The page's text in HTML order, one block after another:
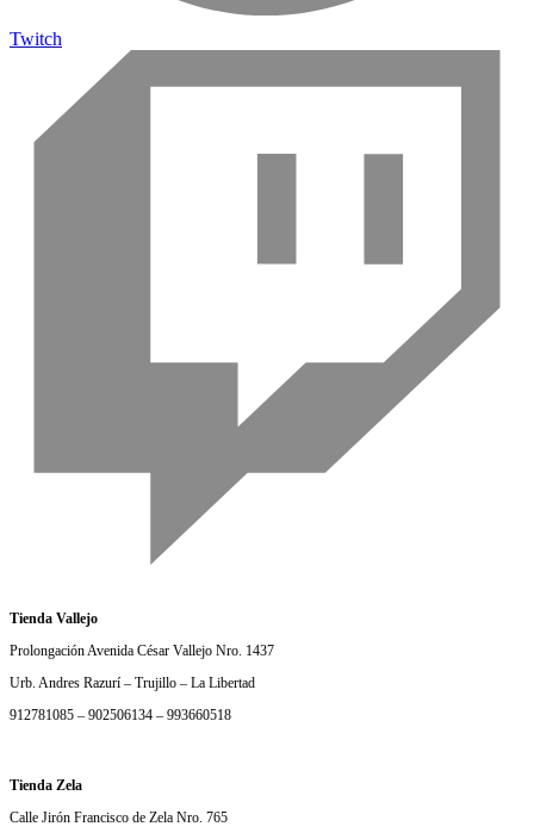
Twitch
Tienda Vallejo
Prolongación Avenida César Vallejo Nro. 1437
Urb. Andres Razurí – Trujillo – La Libertad
912781085 – 902506134 – 993660518
Tienda Zela
Calle Jirón Francisco de Zela Nro. 765